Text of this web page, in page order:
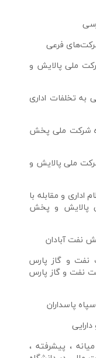
فرعي
ملي پالايش و
تخلفات اداري
شركت ملي پخش
ملي پالايش و
و مقابله با
پالايش و پخش
نفت آبادان
و گاز پارس
مالي فازهاي 22-24 شركت نفت و گاز پارس
پاسداران
، پيشرفته ،